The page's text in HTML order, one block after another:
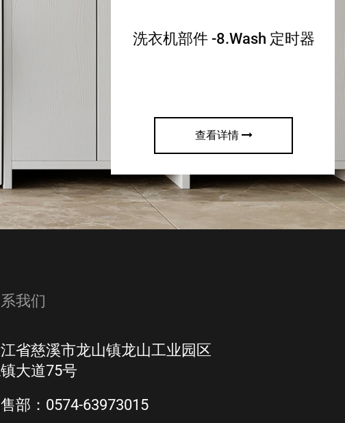
洗衣机部件 -8.Wash 定时器
查看详情
我们
省慈溪市龙山镇龙山工业园区
大道75号
部：0574-63973015